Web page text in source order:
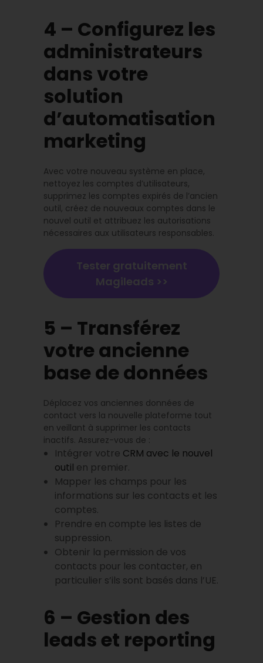
4 – Configurez les
administrateurs
dans votre
solution
d’automatisation
marketing
Avec votre nouveau système en place,
nettoyez les comptes d’utilisateurs,
supprimez les comptes expirés de l’ancien
outil, créez de nouveaux comptes dans le
nouvel outil et attribuez les autorisations
nécessaires aux utilisateurs responsables.
Tester gratuitement
Magileads >>
5 – Transférez
votre ancienne
base de données
Déplacez vos anciennes données de
contact vers la nouvelle plateforme tout
en veillant à supprimer les contacts
inactifs. Assurez-vous de :
Intégrer votre CRM avec le nouvel
outil en premier.
Mapper les champs pour les
informations sur les contacts et les
comptes.
Prendre en compte les listes de
suppression.
Obtenir la permission de vos
contacts pour les contacter, en
particulier s’ils sont basés dans l’UE.
6 – Gestion des
leads et reporting